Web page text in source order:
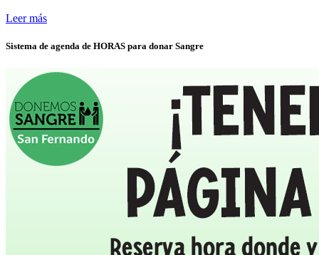
Leer más
Sistema de agenda de HORAS para donar Sangre